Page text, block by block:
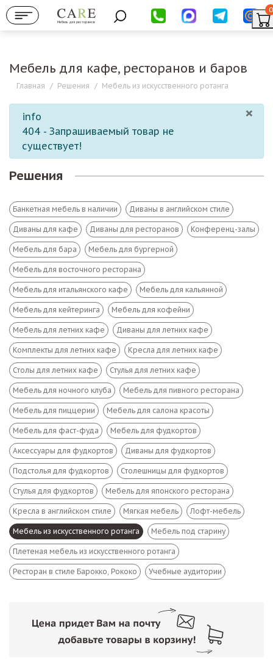
Мебель для ресторанов
0
Мебель для кафе, ресторанов и баров
Главная / Решения / Мебель из искусственного ротанга
×
info
404 - Запрашиваемый товар не
существует!
Решения
Банкетная мебель в наличии Диваны в английском стиле
Диваны для кафе Диваны для ресторанов Конференц-залы
Мебель для бара Мебель для бургерной
Мебель для восточного ресторана
Мебель для итальянского кафе Мебель для кальянной
Мебель для кейтеринга Мебель для кофейни
Мебель для летних кафе Диваны для летних кафе
Комплекты для летних кафе Кресла для летних кафе
Столы для летних кафе Стулья для летних кафе
Мебель для ночного клуба Мебель для пивного ресторана
Мебель для пиццерии Мебель для салона красоты
Мебель для фаст-фуда Мебель для фудкортов
Аксессуары для фудкортов Диваны для фудкортов
Подстолья для фудкортов Столешницы для фудкортов
Стулья для фудкортов Мебель для японского ресторана
Кресла в английском стиле Мягкая мебель Лофт-мебель
Мебель из искусственного ротанга Мебель под старину
Плетеная мебель из искусственного ротанга
Ресторан в стиле Барокко, Рококо Учебные аудитории